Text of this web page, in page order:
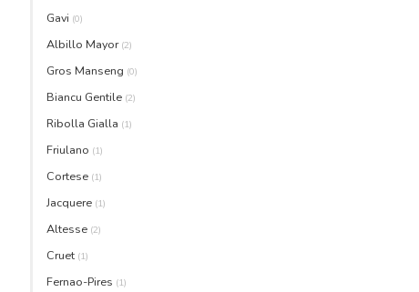
Gavi (0)
Albillo Mayor (2)
Gros Manseng (0)
Biancu Gentile (2)
Ribolla Gialla (1)
Friulano (1)
Cortese (1)
Jacquere (1)
Altesse (2)
Cruet (1)
Fernao-Pires (1)